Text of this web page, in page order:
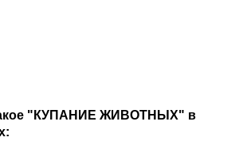
"КУПАНИЕ ЖИВОТНЫХ" в